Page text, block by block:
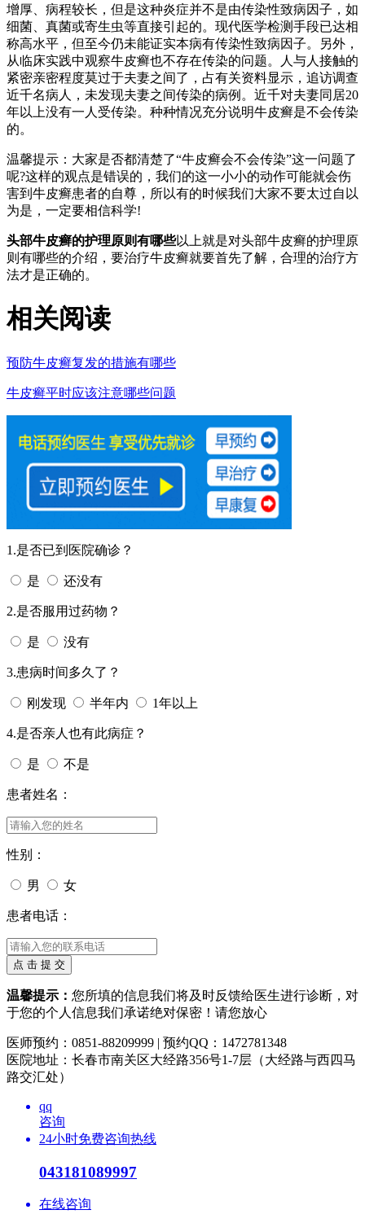
增厚、病程较长，但是这种炎症并不是由传染性致病因子，如
细菌、真菌或寄生虫等直接引起的。现代医学检测手段已达相
称高水平，但至今仍未能证实本病有传染性致病因子。另外，
从临床实践中观察牛皮癣也不存在传染的问题。人与人接触的
紧密亲密程度莫过于夫妻之间了，占有关资料显示，追访调查
近千名病人，未发现夫妻之间传染的病例。近千对夫妻同居20
年以上没有一人受传染。种种情况充分说明牛皮癣是不会传染
的。
温馨提示：大家是否都清楚了“牛皮癣会不会传染”这一问题了
呢?这样的观点是错误的，我们的这一小小的动作可能就会伤
害到牛皮癣患者的自尊，所以有的时候我们大家不要太过自以
为是，一定要相信科学!
头部牛皮癣的护理原则有哪些以上就是对头部牛皮癣的护理原
则有哪些的介绍，要治疗牛皮癣就要首先了解，合理的治疗方
法才是正确的。
相关阅读
预防牛皮癣复发的措施有哪些
牛皮癣平时应该注意哪些问题
1.是否已到医院确诊？
是 还没有
2.是否服用过药物？
是 没有
3.患病时间多久了？
刚发现 半年内 1年以上
4.是否亲人也有此病症？
是 不是
患者姓名：
性别：
男 女
患者电话：
温馨提示： 您所填的信息我们将及时反馈给医生进行诊断，对
于您的个人信息我们承诺绝对保密！请您放心
医师预约：0851-88209999 | 预约QQ：1472781348
医院地址：长春市南关区大经路356号1-7层（大经路与西四马
路交汇处）
qq
咨询
24小时免费咨询热线
043181089997
在线咨询